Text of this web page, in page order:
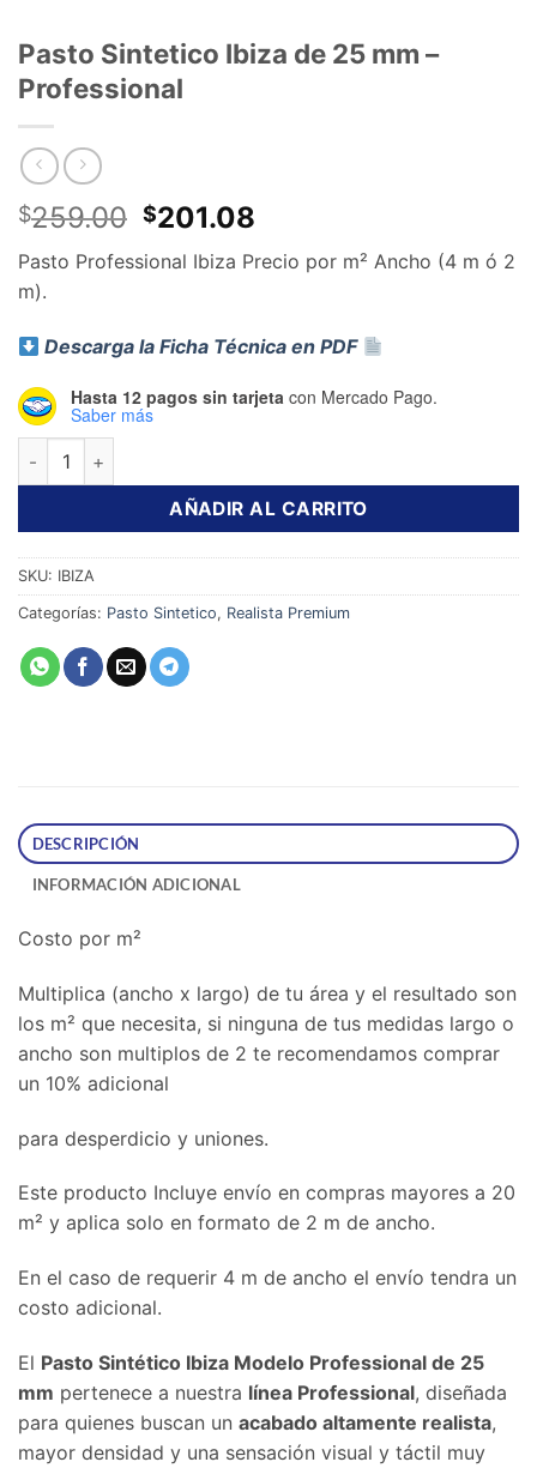
Pasto Sintetico Ibiza de 25 mm –
Professional
$259.00 El
precio
original
$259.00.
$201.08
precio
actual
$201.08.
Pasto Professional Ibiza Precio por m² Ancho (4 m ó 2
m).
Descarga la Ficha Técnica en PDF
Hasta 12 pagos sin tarjeta con Mercado Pago.
Saber más
Pasto Sintetico Ibiza de 25 mm – Professional cantidad
AÑADIR AL CARRITO
SKU: IBIZA
Categorías: Pasto Sintetico, Realista Premium
DESCRIPCIÓN
INFORMACIÓN ADICIONAL
Costo por m²
Multiplica (ancho x largo) de tu área y el resultado son
los m² que necesita, si ninguna de tus medidas largo o
ancho son multiplos de 2 te recomendamos comprar
un 10% adicional
para desperdicio y uniones.
Este producto Incluye envío en compras mayores a 20
m² y aplica solo en formato de 2 m de ancho.
En el caso de requerir 4 m de ancho el envío tendra un
costo adicional.
El Pasto Sintético Ibiza Modelo Professional de 25
mm pertenece a nuestra línea Professional, diseñada
para quienes buscan un acabado altamente realista,
mayor densidad y una sensación visual y táctil muy